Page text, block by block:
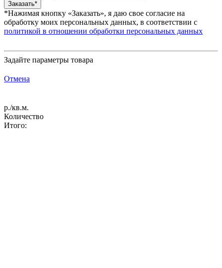
*Нажимая кнопку «Заказать», я даю свое согласие на
обработку моих персональных данных, в соответствии с
политикой в отношении обработки персональных данных
Задайте параметры товара
Отмена
р./кв.м.
Количество
Итого: